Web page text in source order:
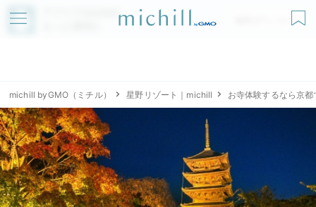
アプリでmichillが
無料ダウンロード
michill byGMO（ミチル） 星野リゾート｜michill お寺体験するなら京